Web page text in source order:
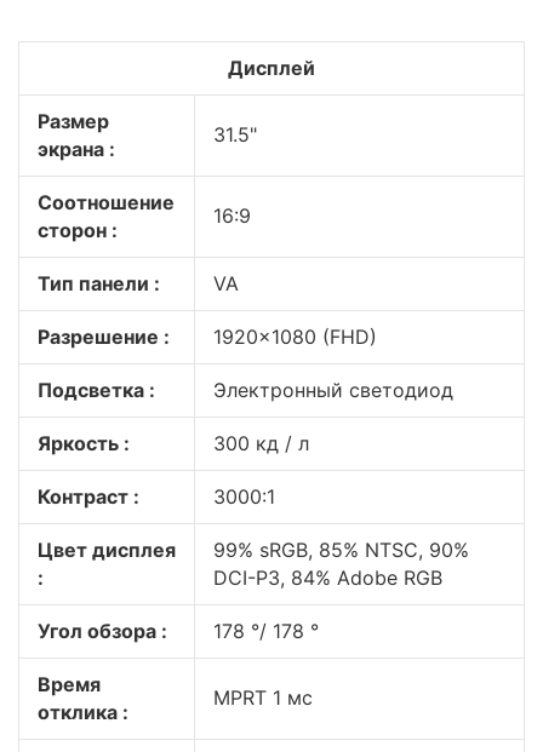
Дисплей
Размер
экрана :
31.5"
Соотношение
сторон :
16:9
Тип панели : VA
Разрешение : 1920×1080 (FHD)
Подсветка : Электронный светодиод
Яркость : 300 кд / л
Контраст : 3000:1
Цвет дисплея
:
99% sRGB, 85% NTSC, 90%
DCI-P3, 84% Adobe RGB
Угол обзора : 178 °/ 178 °
Время
отклика :
MPRT 1 мс